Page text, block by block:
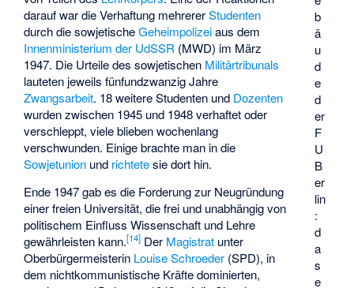
b
ä
u
d
e
d
er
F
U
B
er
lin
:
d
a
s
e
darauf war die Verhaftung mehrererStudenten
durch die sowjetischeGeheimpolizeiaus dem
Innenministerium der UdSSR (MWD) im März
1947. Die Urteile des sowjetischen Militärtribunals
lauteten jeweils fünfundzwanzig Jahre
Zwangsarbeit. 18 weitere Studenten und Dozenten
wurden zwischen 1945 und 1948 verhaftet oder
verschleppt, viele blieben wochenlang
verschwunden. Einige brachte man in die
Sowjetunion und richtetesie dort hin.
Ende 1947 gab es die Forderung zur Neugründung
einer freien Universität, die frei und unabhängig von
politischem Einfluss Wissenschaft und Lehre
gewährleisten kann.[14] Der Magistrat unter
Oberbürgermeisterin Louise Schroeder (SPD), in
dem nichtkommunistische Kräfte dominierten,